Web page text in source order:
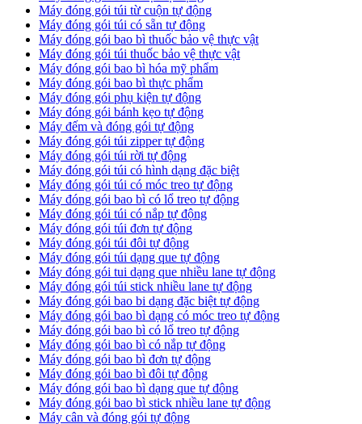
Máy đóng gói túi từ cuộn tự động
Máy đóng gói túi có sẵn tự động
Máy đóng gói bao bì thuốc bảo vệ thực vật
Máy đóng gói túi thuốc bảo vệ thực vật
Máy đóng gói bao bì hóa mỹ phẩm
Máy đóng gói bao bì thực phẩm
Máy đóng gói phụ kiện tự động
Máy đóng gói bánh kẹo tự động
Máy đếm và đóng gói tự động
Máy đóng gói túi zipper tự động
Máy đóng gói túi rời tự động
Máy đóng gói túi có hình dạng đặc biệt
Máy đóng gói túi có móc treo tự động
Máy đóng gói bao bì có lổ treo tự động
Máy đóng gói túi có nắp tự động
Máy đóng gói túi đơn tự động
Máy đóng gói túi đôi tự động
Máy đóng gói túi dạng que tự động
Máy đóng gói tui dạng que nhiều lane tự động
Máy đóng gói túi stick nhiều lane tự động
Máy đóng gói bao bi dạng đặc biệt tự động
Máy đóng gói bao bì dạng có móc treo tự động
Máy đóng gói bao bì có lổ treo tự động
Máy đóng gói bao bì có nắp tự động
Máy đóng gói bao bì đơn tự động
Máy đóng gói bao bì đôi tự động
Máy đóng gói bao bì dạng que tự động
Máy đóng gói bao bì stick nhiều lane tự động
Máy cân và đóng gói tự động